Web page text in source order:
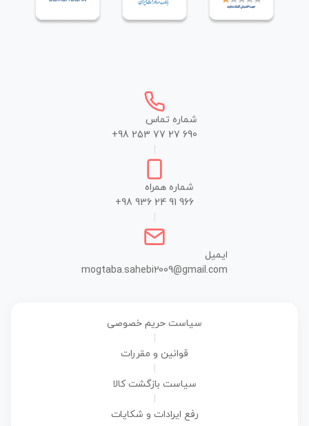
شماره تماس
+98 253 77 27 690
شماره همراه
+98 936 24 91 966
ایمیل
mogtaba.sahebi2009@gmail.com
سیاست حریم خصوصی
قوانین و مقررات
سیاست بازگشت کالا
رفع ایرادات و شکایات